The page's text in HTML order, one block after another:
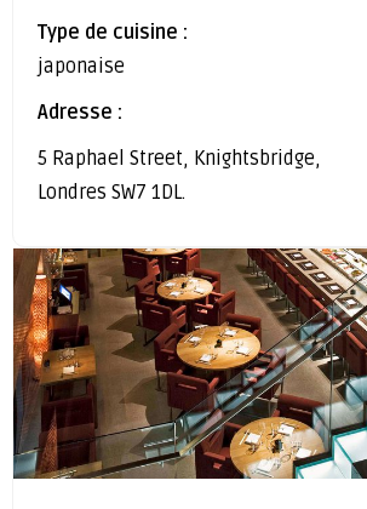
Type de cuisine :
japonaise
Adresse :
5 Raphael Street, Knightsbridge,
Londres SW7 1DL.